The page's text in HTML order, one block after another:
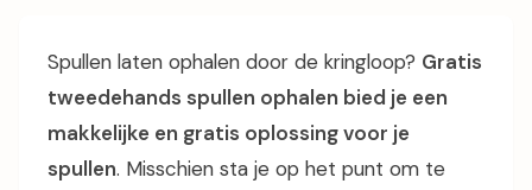
Spullen laten ophalen door de kringloop? Gratis
tweedehands spullen ophalen bied je een
makkelijke en gratis oplossing voor je
spullen. Misschien sta je op het punt om te